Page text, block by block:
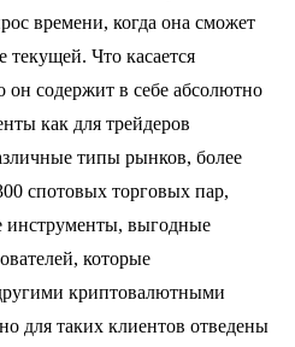
времени, когда она сможет
текущей. Что касается
содержит в себе абсолютно
как для трейдеров
типы рынков, более
спотовых торговых пар,
инструменты, выгодные
которые
криптовалютными
для таких клиентов отведены